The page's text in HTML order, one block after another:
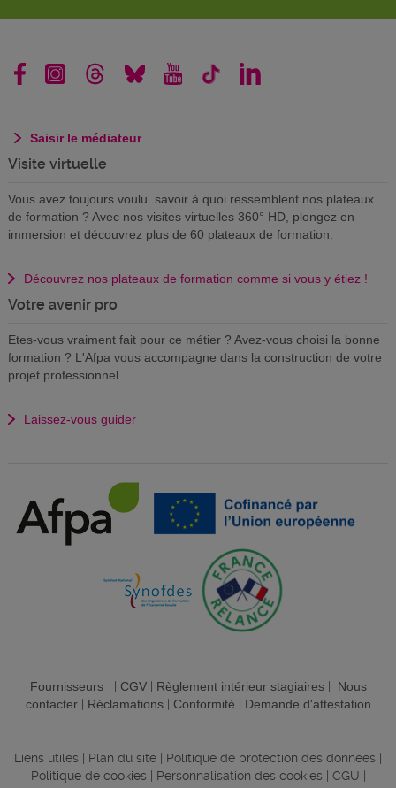
Saisir le médiateur
Visite virtuelle
Vous avez toujours voulu savoir à quoi ressemblent nos plateaux
de formation ? Avec nos visites virtuelles 360° HD, plongez en
immersion et découvrez plus de 60 plateaux de formation.
Découvrez nos plateaux de formation comme si vous y étiez !
Votre avenir pro
Etes-vous vraiment fait pour ce métier ? Avez-vous choisi la bonne
formation ? L'Afpa vous accompagne dans la construction de votre
projet professionnel
Laissez-vous guider
Fournisseurs| CGV| Règlement intérieur stagiaires| Nous
contacter| Réclamations| Conformité Demande d'attestation
Liens utiles Plan du site Politique de protection des données
Politique de cookies
Personnalisation des cookies CGU